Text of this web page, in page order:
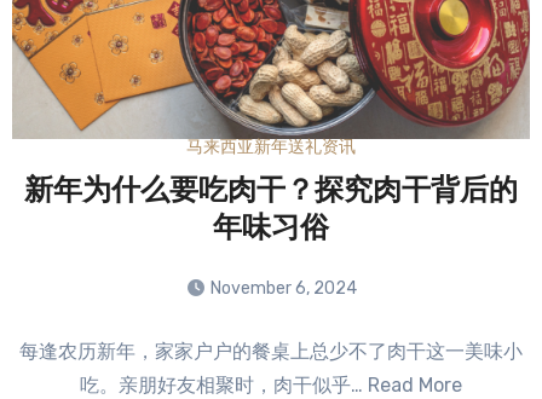
马来西亚新年送礼资讯
新年为什么要吃肉干？探究肉干背后的
年味习俗
November 6, 2024
Comments
每逢农历新年，家家户户的餐桌上总少不了肉干这一美味小
吃。亲朋好友相聚时，肉干似乎… Read More